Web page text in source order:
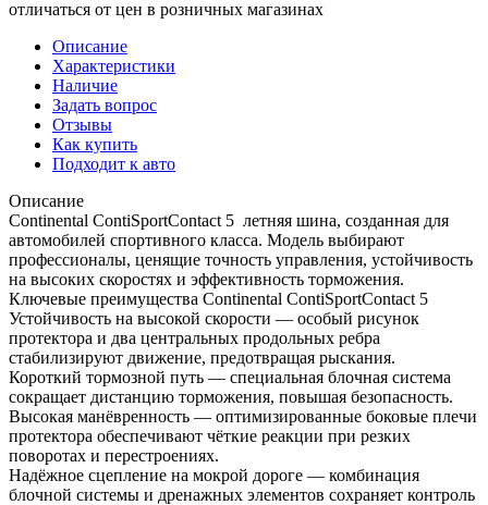
отличаться от цен в розничных магазинах
Описание
Характеристики
Наличие
Задать вопрос
Отзывы
Как купить
Подходит к авто
Описание
Continental ContiSportContact 5 летняя шина, созданная для
автомобилей спортивного класса. Модель выбирают
профессионалы, ценящие точность управления, устойчивость
на высоких скоростях и эффективность торможения.
Ключевые преимущества Continental ContiSportContact 5
Устойчивость на высокой скорости — особый рисунок
протектора и два центральных продольных ребра
стабилизируют движение, предотвращая рыскания.
Короткий тормозной путь — специальная блочная система
сокращает дистанцию торможения, повышая безопасность.
Высокая манёвренность — оптимизированные боковые плечи
протектора обеспечивают чёткие реакции при резких
поворотах и перестроениях.
Надёжное сцепление на мокрой дороге — комбинация
блочной системы и дренажных элементов сохраняет контроль